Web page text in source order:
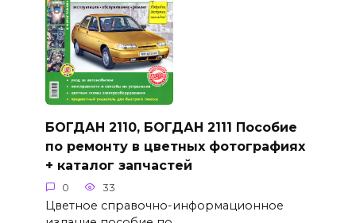
БОГДАН 2110, БОГДАН 2111 Пособие
по ремонту в цветных фотографиях
+ каталог запчастей
0 33
Цветное справочно-информационное